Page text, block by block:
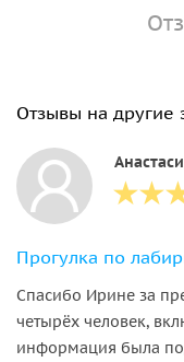
Отзывы на другие
Прогулка по
Спасибо Ирине за
четырёх человек,
информация была